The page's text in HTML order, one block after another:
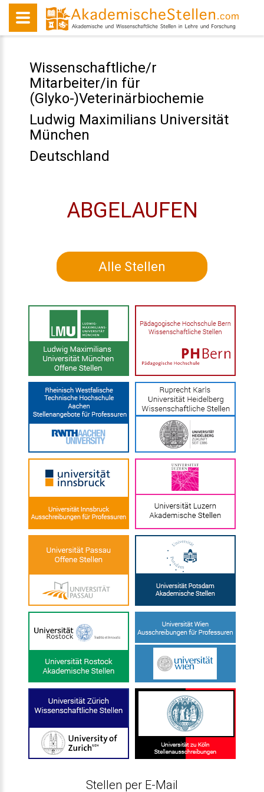
Wissenschaftliche/r
Mitarbeiter/in für
(Glyko-)Veterinärbiochemie
Ludwig Maximilians Universität
München
Deutschland
ABGELAUFEN
Alle Stellen
Stellen per E-Mail